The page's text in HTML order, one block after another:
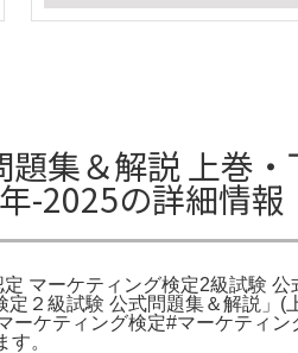
集＆解説 上巻
-2025の詳細情報
マーケティング検定2級試験
２級試験 公式問題集＆解説
ケティング検定#マーケティ
。